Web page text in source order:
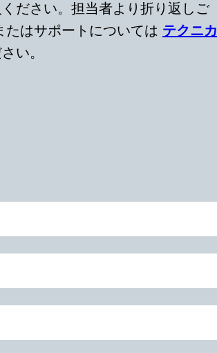
ださい。担当者より折り返しご
たはサポートについては テクニカ
い。